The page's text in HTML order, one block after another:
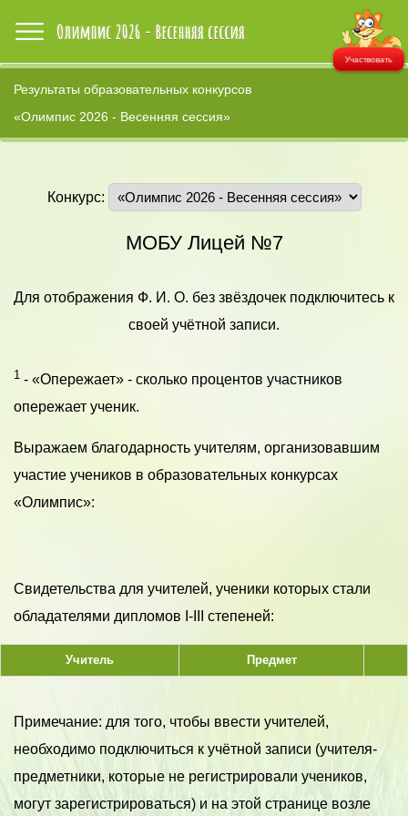
Участвовать
Результаты образовательных конкурсов
«Олимпис 2026 - Весенняя сессия»
Конкурс:
МОБУ Лицей №7
Для отображения Ф. И. О. без звёздочек подключитесь к
своей учётной записи.
1 - «Опережает» - сколько процентов участников
опережает ученик.
Выражаем благодарность учителям, организовавшим
участие учеников в образовательных конкурсах
«Олимпис»:
Свидетельства для учителей, ученики которых стали
обладателями дипломов I-III степеней:
Учитель Предмет
Примечание: для того, чтобы ввести учителей,
необходимо подключиться к учётной записи (учителя-
предметники, которые не регистрировали учеников,
могут зарегистрироваться) и на этой странице возле